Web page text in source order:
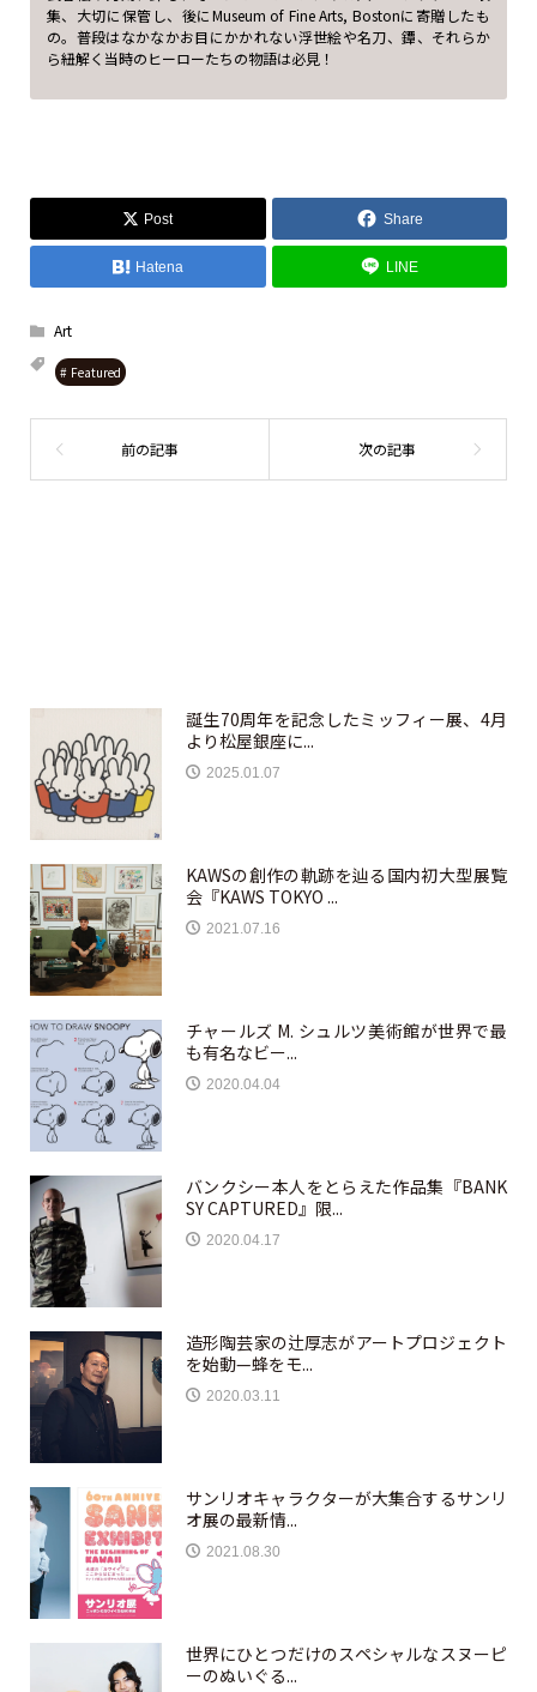
集、大切に保管し、後にMuseum of Fine Arts, Bostonに寄贈したも
の。普段はなかなかお目にかかれない浮世絵や名刀、鐔、それらか
ら紐解く当時のヒーローたちの物語は必見！
Post Share
Hatena LINE
Art
Featured
誕生70周年を記念したミッフィー展、4月
より松屋銀座に...
2025.01.07
KAWSの創作の軌跡を辿る国内初大型展覧
会『KAWS TOKYO ...
2021.07.16
チャールズ M. シュルツ美術館が世界で最
も有名なビー...
2020.04.04
バンクシー本人をとらえた作品集『BANK
SY CAPTURED』限...
2020.04.17
造形陶芸家の辻厚志がアートプロジェクト
を始動—蜂をモ...
2020.03.11
サンリオキャラクターが大集合するサンリ
オ展の最新情...
2021.08.30
世界にひとつだけのスペシャルなスヌーピ
ーのぬいぐる...